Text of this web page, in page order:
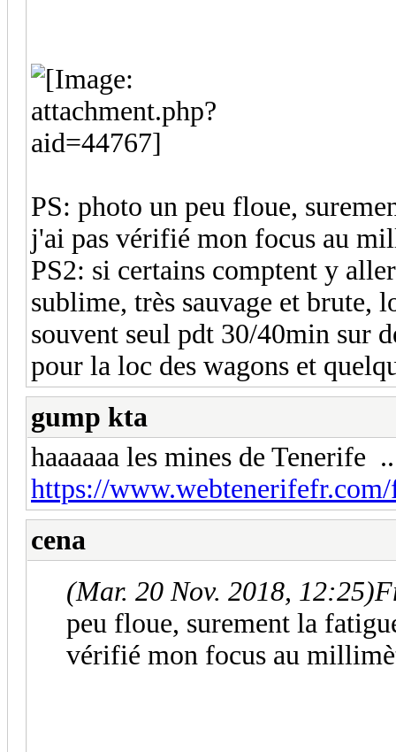
PS: photo un peu floue,
j'ai pas vérifié mon focus au
PS2: si certains comptent y
sublime, très sauvage et brute,
souvent seul pdt 30/40min sur
pour la loc des wagons et
gump kta
haaaaaa les mines de Tenerife
https://
cena
(Mar. 20 Nov. 2018, 12:25)
peu floue, surement la
vérifié mon focus au